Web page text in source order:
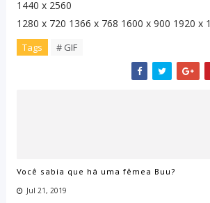
1440 x 2560
1280 x 720 1366 x 768 1600 x 900 1920 x
Tags # GIF
Você sabia que há uma fêmea Buu?
Jul 21, 2019